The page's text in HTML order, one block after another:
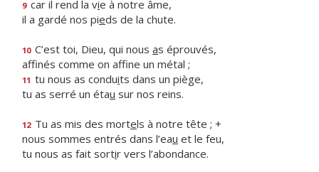
9 car il rend la vie à notre âme,
il a gardé nos pieds de la chute.
10 C’est toi, Dieu, qui nous as éprouvés,
affinés comme on affne un métal ;
11 tu nous as conduits dans un piège,
tu as serré un étau sur nos reins.
12 Tu as mis des mortels à notre tête ; +
nous sommes entrés dans l’eau et le feu,
tu nous as fait sortir vers l’abondance.